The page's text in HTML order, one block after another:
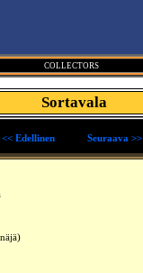
COLLECTORS
Sortavala
<< Edellinen Seuraava >>